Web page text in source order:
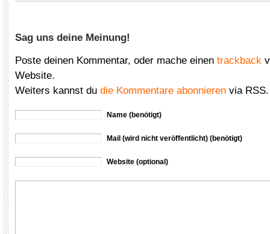
Sag uns deine Meinung!
Poste deinen Kommentar, oder mache einen trackback
Website.
Weiters kannst du die Kommentare abonnieren via RSS.
Name (benötigt)
Mail (wird nicht veröffentlicht) (benötigt)
Website (optional)